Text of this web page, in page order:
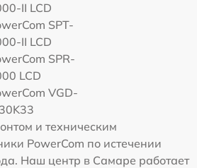
II LCD
SPT-
II LCD
SPR-
LCD
VGD-
и техническим
PowerCom по истечении
Наш центр в Самаре работает